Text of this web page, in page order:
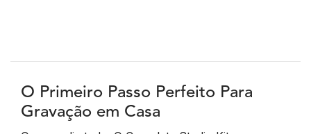
O Primeiro Passo Perfeito Para
Gravação em Casa